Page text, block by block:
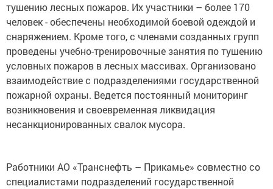
тушению лесных пожаров. Их участники – более 170
человек - обеспечены необходимой боевой одеждой и
снаряжением. Кроме того, с членами созданных групп
проведены учебно-тренировочные занятия по тушению
условных пожаров в лесных массивах. Организовано
взаимодействие с подразделениями государственной
пожарной охраны. Ведется постоянный мониторинг
возникновения и своевременная ликвидация
несанкционированных свалок мусора.
Работники АО «Транснефть – Прикамье» совместно со
специалистами подразделений государственной